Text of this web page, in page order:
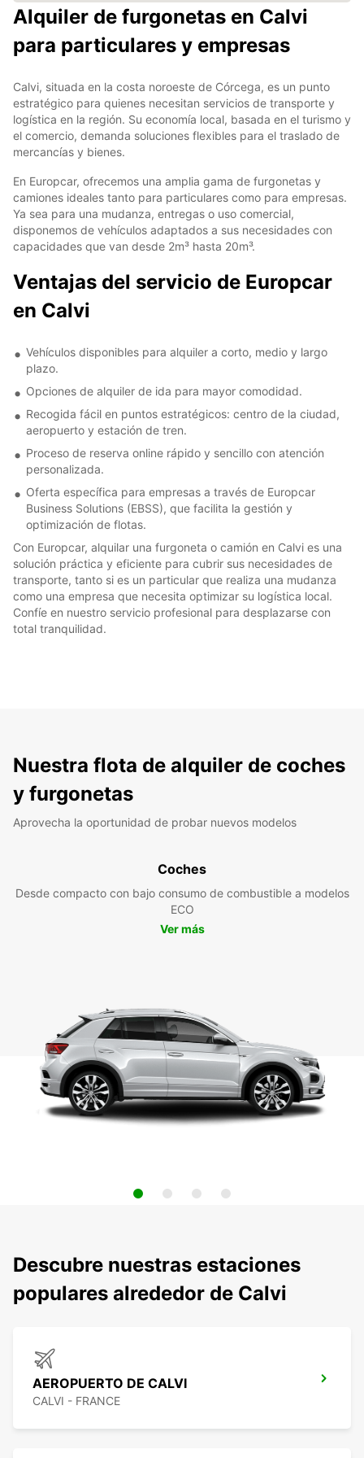
Alquiler de furgonetas en Calvi
para particulares y empresas
Calvi, situada en la costa noroeste de Córcega, es un punto
estratégico para quienes necesitan servicios de transporte y
logística en la región. Su economía local, basada en el turismo y
el comercio, demanda soluciones flexibles para el traslado de
mercancías y bienes.
En Europcar, ofrecemos una amplia gama de furgonetas y
camiones ideales tanto para particulares como para empresas.
Ya sea para una mudanza, entregas o uso comercial,
disponemos de vehículos adaptados a sus necesidades con
capacidades que van desde 2m³ hasta 20m³.
Ventajas del servicio de Europcar
en Calvi
Vehículos disponibles para alquiler a corto, medio y largo
plazo.
Opciones de alquiler de ida para mayor comodidad.
Recogida fácil en puntos estratégicos: centro de la ciudad,
aeropuerto y estación de tren.
Proceso de reserva online rápido y sencillo con atención
personalizada.
Oferta específica para empresas a través de Europcar
Business Solutions (EBSS), que facilita la gestión y
optimización de flotas.
Con Europcar, alquilar una furgoneta o camión en Calvi es una
solución práctica y eficiente para cubrir sus necesidades de
transporte, tanto si es un particular que realiza una mudanza
como una empresa que necesita optimizar su logística local.
Confíe en nuestro servicio profesional para desplazarse con
total tranquilidad.
Nuestra flota de alquiler de coches
y furgonetas
Aprovecha la oportunidad de probar nuevos modelos
Coches
Desde compacto con bajo consumo de combustible a modelos
ECO
Ver más
Descubre nuestras estaciones
populares alrededor de Calvi
AEROPUERTO DE CALVI
CALVI - FRANCE